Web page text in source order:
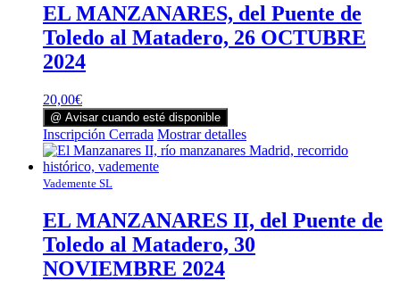
EL MANZANARES, del Puente de
Toledo al Matadero, 26 OCTUBRE
2024
20,00€
@ Avisar cuando esté disponible
Inscripción Cerrada Mostrar detalles
Vademente SL
EL MANZANARES II, del Puente de
Toledo al Matadero, 30
NOVIEMBRE 2024